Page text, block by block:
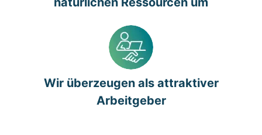
Wir überzeugen als attraktiver
Arbeitgeber